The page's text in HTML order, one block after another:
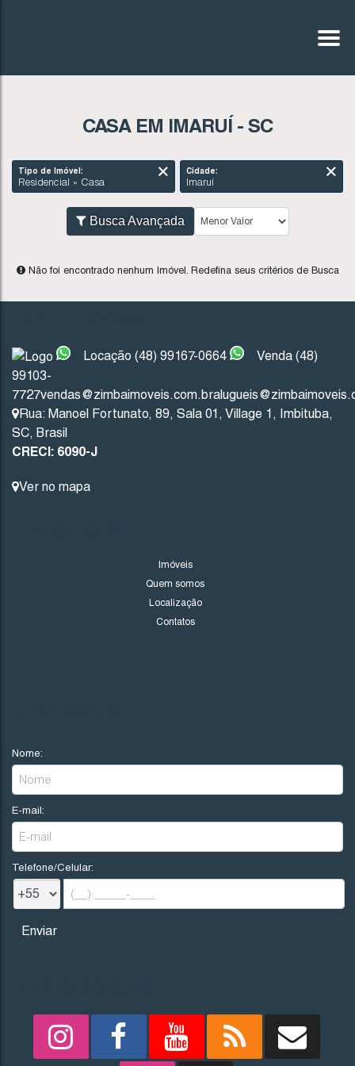
CASA EM IMARUÍ - SC
Tipo de Imóvel: Cidade:
Busca Avançada
Locação (48) 99167-0664
Venda (48)
99103-
7727vendas@zimbaimoveis.com.br
Rua: Manoel Fortunato, 89, Sala 01, Village 1, Imbituba,
SC, Brasil
CRECI: 6090-J
Ver no mapa
Imóveis
Quem somos
Localização
Contatos
Nome:
E-mail:
Telefone/Celular: